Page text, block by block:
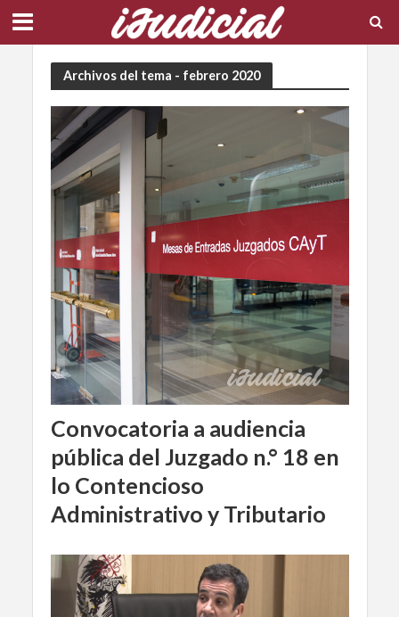
Archivos del tema - febrero 2020
Convocatoria a audiencia
pública del Juzgado n.° 18 en
lo Contencioso
Administrativo y Tributario